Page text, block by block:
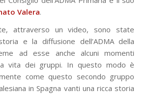
Valera.
attraverso un video, sono state
e la diffusione dell’ADMA della
ad esse anche alcuni momenti
vita dei gruppi. In questo modo è
come questo secondo gruppo
in Spagna vanti una ricca storia